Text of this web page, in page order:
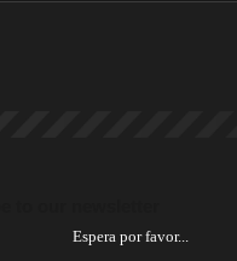
Espera por favor...